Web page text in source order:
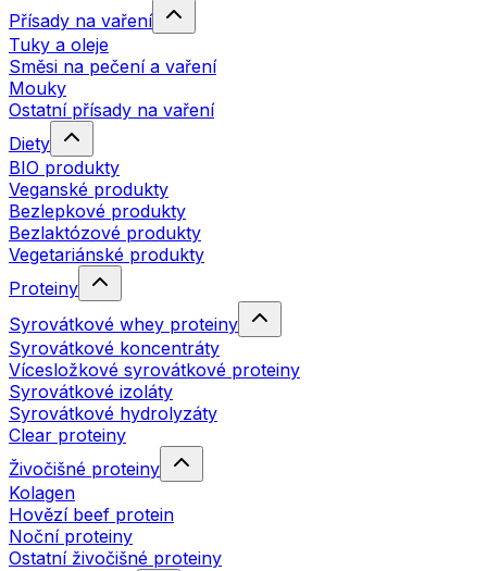
Přísady na vaření
Tuky a oleje
Směsi na pečení a vaření
Mouky
Ostatní přísady na vaření
Diety
BIO produkty
Veganské produkty
Bezlepkové produkty
Bezlaktózové produkty
Vegetariánské produkty
Proteiny
Syrovátkové whey proteiny
Syrovátkové koncentráty
Vícesložkové syrovátkové proteiny
Syrovátkové izoláty
Syrovátkové hydrolyzáty
Clear proteiny
Živočišné proteiny
Kolagen
Hovězí beef protein
Noční proteiny
Ostatní živočišné proteiny